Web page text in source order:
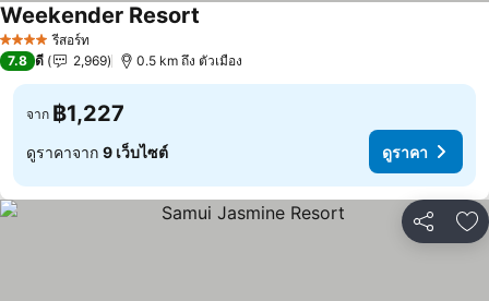
4 ดาว รีสอร์ท
Weekender Resort
7.8 ดี 2,969 0.5 km ถึง ตัวเมือง
จาก ฿1,227
ดูราคาจาก 9 เว็บไซต์ ดูราคา
แชร์ เ